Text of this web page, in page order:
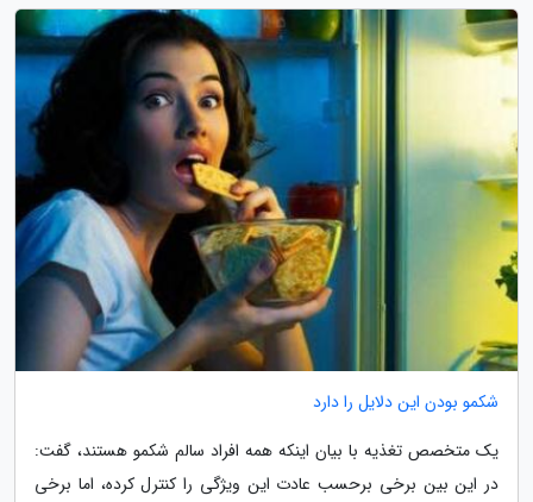
شکمو بودن این دلایل را دارد
یک متخصص تغذیه با بیان اینکه همه افراد سالم شکمو هستند، گفت:
در این بین برخی برحسب عادت این ویژگی را کنترل کرده، اما برخی